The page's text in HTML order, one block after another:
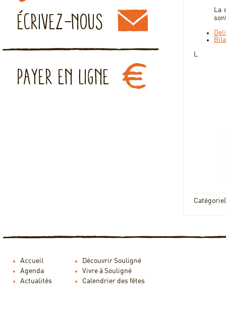
La
L
Accueil
Agenda
Actualités
Découvrir Souligné
Vivre à Souligné
Calendrier des fêtes